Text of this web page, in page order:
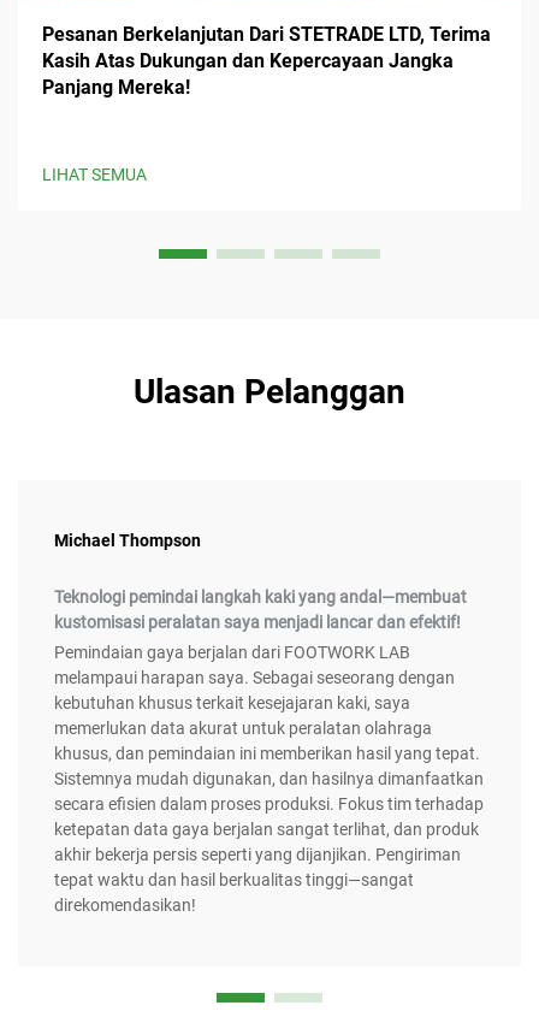
Pesanan Berkelanjutan Dari STETRADE LTD, Terima
Kasih Atas Dukungan dan Kepercayaan Jangka
Panjang Mereka!
LIHAT SEMUA
Ulasan Pelanggan
Michael Thompson
Teknologi pemindai langkah kaki yang andal—membuat
kustomisasi peralatan saya menjadi lancar dan efektif!
Pemindaian gaya berjalan dari FOOTWORK LAB
melampaui harapan saya. Sebagai seseorang dengan
kebutuhan khusus terkait kesejajaran kaki, saya
memerlukan data akurat untuk peralatan olahraga
khusus, dan pemindaian ini memberikan hasil yang tepat.
Sistemnya mudah digunakan, dan hasilnya dimanfaatkan
secara efisien dalam proses produksi. Fokus tim terhadap
ketepatan data gaya berjalan sangat terlihat, dan produk
akhir bekerja persis seperti yang dijanjikan. Pengiriman
tepat waktu dan hasil berkualitas tinggi—sangat
direkomendasikan!